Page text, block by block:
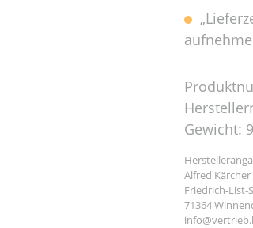
Gewicht:
Alfred
Friedrich-List-
71364